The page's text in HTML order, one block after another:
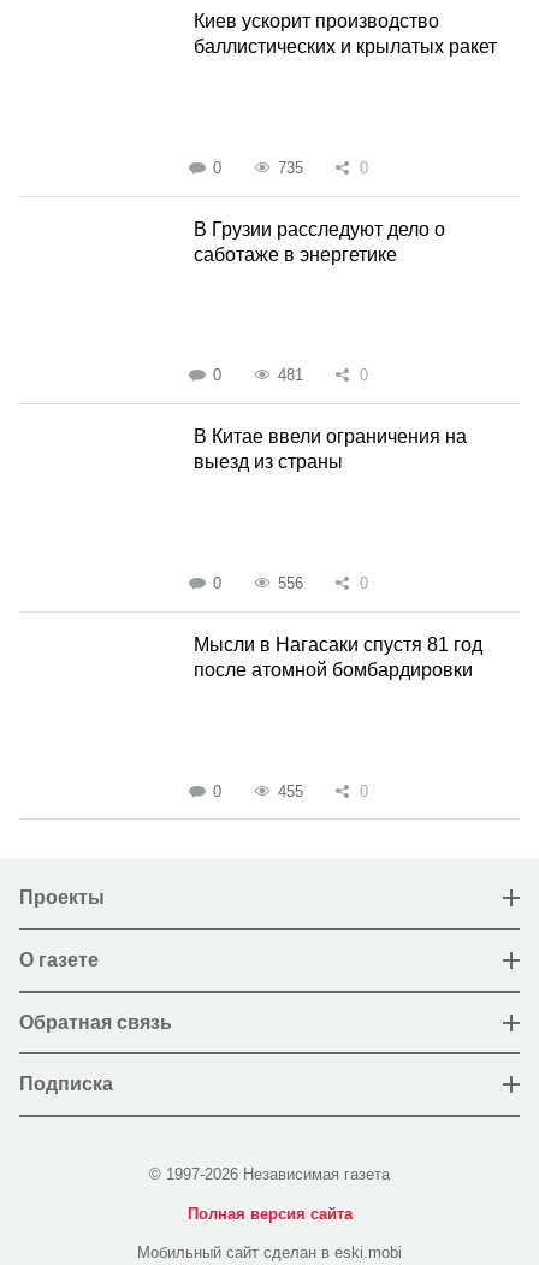
Киев ускорит производство
баллистических и крылатых ракет
0 735 0
В Грузии расследуют дело о
саботаже в энергетике
0 481 0
В Китае ввели ограничения на
выезд из страны
0 556 0
Мысли в Нагасаки спустя 81 год
после атомной бомбардировки
0 455 0
Проекты
О газете
Обратная связь
Подписка
© 1997-2026 Независимая газета
Полная версия сайта
Мобильный сайт сделан в eski.mobi